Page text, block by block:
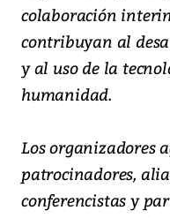
colaboración
contribuyan al
y al uso de la
humanidad.
Los organizadores
patrocinadores,
conferencistas y